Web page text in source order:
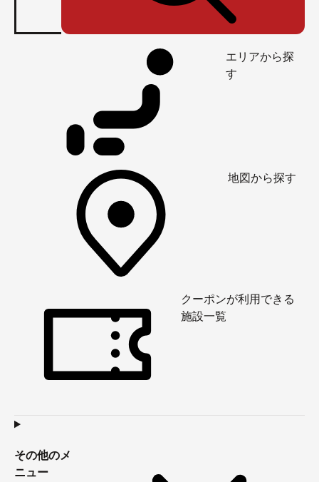
エリアから探
す
地図から探す
クーポンが利用できる
施設一覧
その他のメ
ニュー